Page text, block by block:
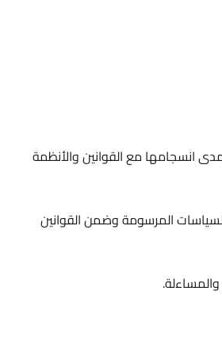
مع القوانين والأنظمة
وضمن القوانين